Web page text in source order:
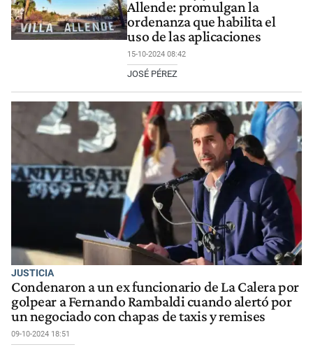
Allende: promulgan la
ordenanza que habilita el
uso de las aplicaciones
15-10-2024 08:42
JOSÉ PÉREZ
JUSTICIA
Condenaron a un ex funcionario de La Calera por
golpear a Fernando Rambaldi cuando alertó por
un negociado con chapas de taxis y remises
09-10-2024 18:51